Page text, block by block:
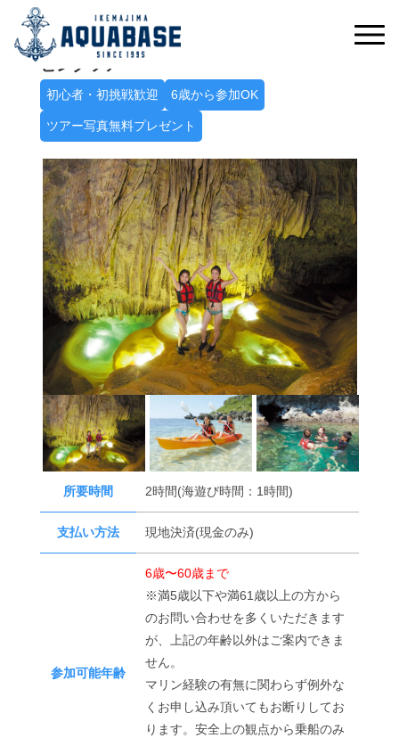
冒険心をくすぐる神秘の空間へ
パンプキン鍾乳洞探検シーカヤック＋ケイ
ビングツアー
初心者・初挑戦歓迎 6歳から参加OK
ツアー写真無料プレゼント
所要時間 2時間(海遊び時間：1時間)
支払い方法 現地決済(現金のみ)
参加可能年齢
6歳〜60歳まで
※満5歳以下や満61歳以上の方から
のお問い合わせを多くいただきます
が、上記の年齢以外はご案内できま
せん。
マリン経験の有無に関わらず例外な
くお申し込み頂いてもお断りしてお
ります。安全上の観点から乗船のみ